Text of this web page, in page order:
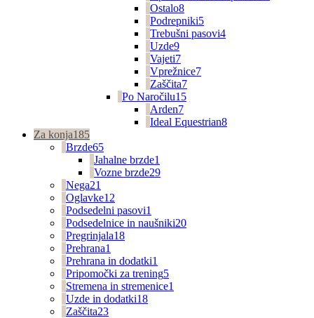
Ostalo8
Podrepniki5
Trebušni pasovi4
Uzde9
Vajeti7
Vprežnice7
Zaščita7
Po Naročilu15
Arden7
Ideal Equestrian8
Za konja185
Brzde65
Jahalne brzde1
Vozne brzde29
Nega21
Oglavke12
Podsedelni pasovi1
Podsedelnice in naušniki20
Pregrinjala18
Prehrana1
Prehrana in dodatki1
Pripomočki za trening5
Stremena in stremenice1
Uzde in dodatki18
Zaščita23